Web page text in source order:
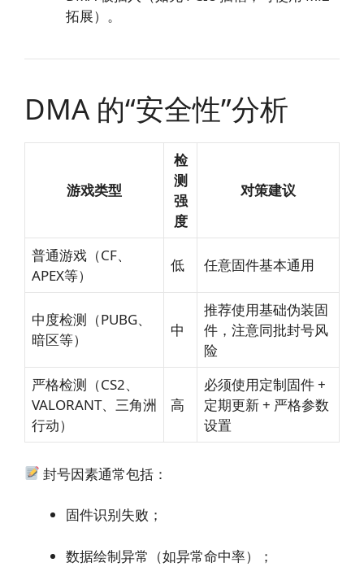
拓展）。
DMA 的“安全性”分析
游戏类型
检
测
强
度
对策建议
普通游戏（CF、
APEX等）
低 任意固件基本通用
中度检测（PUBG、
暗区等）
中
推荐使用基础伪装固
件，注意同批封号风
险
严格检测（CS2、
VALORANT、三角洲
行动）
高
必须使用定制固件 +
定期更新 + 严格参数
设置
封号因素通常包括：
固件识别失败；
数据绘制异常（如异常命中率）；